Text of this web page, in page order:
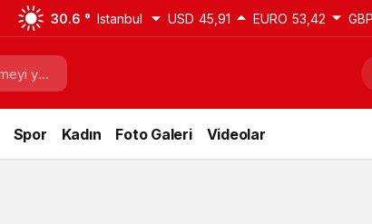
30.6 ° Istanbul USD 45,91 EURO 53,42 GBP
Spor Kadın Foto Galeri Videolar